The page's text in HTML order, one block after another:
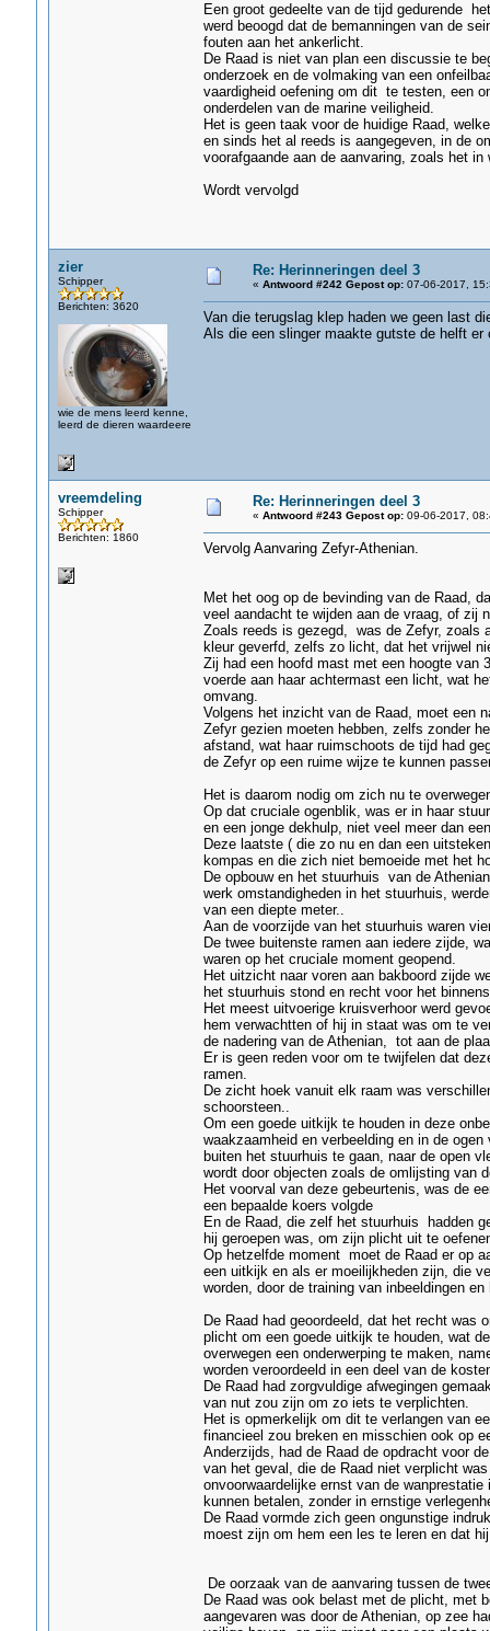
Een groot gedeelte van de tijd gedurende
werd beoogd dat de bemanningen van de
fouten aan het ankerlicht.
De Raad is niet van plan een discussie te
onderzoek en de volmaking van een
vaardigheid oefening om dit te testen, een
onderdelen van de marine veiligheid.
Het is geen taak voor de huidige Raad,
en sinds het al reeds is aangegeven, in de
voorafgaande aan de aanvaring, zoals het
Wordt vervolgd
zier
Schipper
Berichten: 3620
wie de mens leerd kenne,
leerd de dieren waardeere
Re: Herinneringen deel 3
« Antwoord #242 Gepost op:07-06-2017,
Van die terugslag klep haden we geen last
Als die een slinger maakte gutste de helft
vreemdeling
Schipper
Berichten: 1860
Re: Herinneringen deel 3
« Antwoord #243 Gepost op:09-06-2017,
Vervolg Aanvaring Zefyr-Athenian.
Met het oog op de bevinding van de Raad,
veel aandacht te wijden aan de vraag, of zij
Zoals reeds is gezegd, was de Zefyr, zoals
kleur geverfd, zelfs zo licht, dat het vrijwel
Zij had een hoofd mast met een hoogte van
voerde aan haar achtermast een licht, wat
omvang.
Volgens het inzicht van de Raad, moet een
Zefyr gezien moeten hebben, zelfs zonder
afstand, wat haar ruimschoots de tijd had
de Zefyr op een ruime wijze te kunnen
Het is daarom nodig om zich nu te
Op dat cruciale ogenblik, was er in haar
en een jonge dekhulp, niet veel meer dan
Deze laatste ( die zo nu en dan een
kompas en die zich niet bemoeide met het
De opbouw en het stuurhuis van de
werk omstandigheden in het stuurhuis,
van een diepte meter..
Aan de voorzijde van het stuurhuis waren
De twee buitenste ramen aan iedere zijde,
waren op het cruciale moment geopend.
Het uitzicht naar voren aan bakboord zijde
het stuurhuis stond en recht voor het
Het meest uitvoerige kruisverhoor werd
hem verwachtten of hij in staat was om te
de nadering van de Athenian, tot aan de
Er is geen reden voor om te twijfelen dat
ramen.
De zicht hoek vanuit elk raam was
schoorsteen..
Om een goede uitkijk te houden in deze
waakzaamheid en verbeelding en in de
buiten het stuurhuis te gaan, naar de open
wordt door objecten zoals de omlijsting van
Het voorval van deze gebeurtenis, was de
een bepaalde koers volgde
En de Raad, die zelf het stuurhuis hadden
hij geroepen was, om zijn plicht uit te
Op hetzelfde moment moet de Raad er op
een uitkijk en als er moeilijkheden zijn, die
worden, door de training van inbeeldingen en
De Raad had geoordeeld, dat het recht was
plicht om een goede uitkijk te houden, wat
overwegen een onderwerping te maken,
worden veroordeeld in een deel van de
De Raad had zorgvuldige afwegingen
van nut zou zijn om zo iets te verplichten.
Het is opmerkelijk om dit te verlangen van
financieel zou breken en misschien ook op
Anderzijds, had de Raad de opdracht voor
van het geval, die de Raad niet verplicht
onvoorwaardelijke ernst van de
kunnen betalen, zonder in ernstige
De Raad vormde zich geen ongunstige
moest zijn om hem een les te leren en dat
De oorzaak van de aanvaring tussen de
De Raad was ook belast met de plicht, met
aangevaren was door de Athenian, op zee